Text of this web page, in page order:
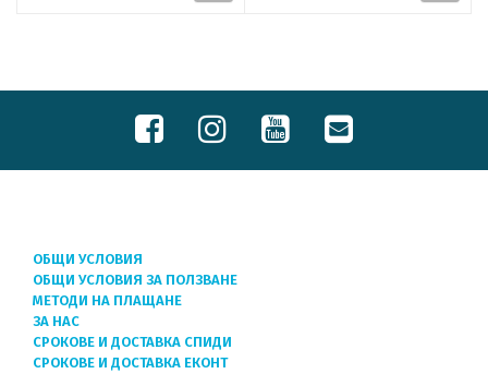
ОБЩИ УСЛОВИЯ
ОБЩИ УСЛОВИЯ ЗА ПОЛЗВАНЕ
МЕТОДИ НА ПЛАЩАНЕ
ЗА НАС
СРОКОВЕ И ДОСТАВКА СПИДИ
СРОКОВЕ И ДОСТАВКА ЕКОНТ